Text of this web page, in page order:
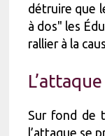
détruire que
à dos" les
rallier à la
Sur fond de
l’attaque se